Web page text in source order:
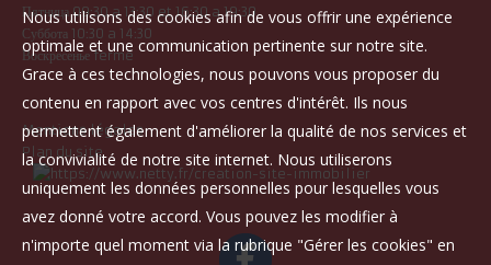
Пятница 09:30 a 13:30 et 16:30 a 19:30
Суббота 10:30 a 14:30
Воскресенье fermé
Mentions légales
Plan du site
Nous utilisons des cookies afin de vous offrir une expérience
optimale et une communication pertinente sur notre site.
Grace à ces technologies, nous pouvons vous proposer du
contenu en rapport avec vos centres d'intérêt. Ils nous
permettent également d'améliorer la qualité de nos services et
la convivialité de notre site internet. Nous utiliserons
uniquement les données personnelles pour lesquelles vous
avez donné votre accord. Vous pouvez les modifier à
n'importe quel moment via la rubrique "Gérer les cookies" en